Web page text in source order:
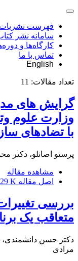
فهرست نشریات
سامانه نشر
کارگاه‌ها و
تماس با ما
English
تعداد مقالات: 11
گرایش های
وزارت علوم
با تضادهای
پرستو اصانلو، دکتر
مشاهده مقاله
اصل مقاله K
بررسی
متعاقب یک
دکتر حسن دانشمندی،
مرادی